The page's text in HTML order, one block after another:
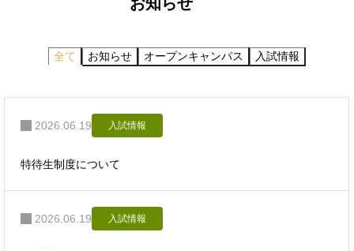
全て お知らせ オープンキャンパス 入試情報
2026.06.19 入試情報
特待生制度について
2026.06.19 入試情報